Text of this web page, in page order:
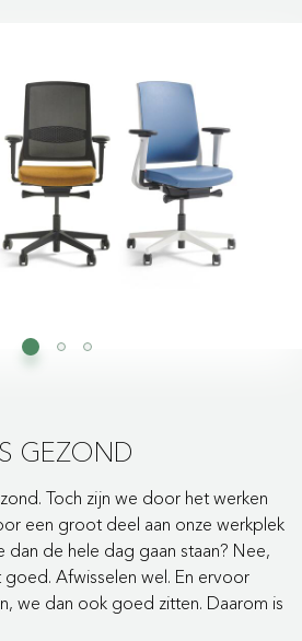
GEZOND
Toch zijn we door het werken
een groot deel aan onze werkplek
de hele dag gaan staan? Nee,
Afwisselen wel. En ervoor
we dan ook goed zitten. Daarom is